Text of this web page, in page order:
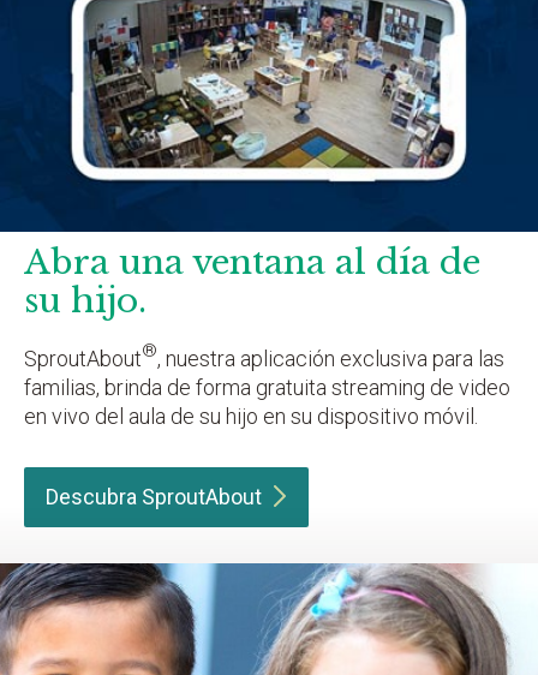
Abra una ventana al día de
su hijo.
SproutAbout®, nuestra aplicación exclusiva para las
familias, brinda de forma gratuita streaming de video
en vivo del aula de su hijo en su dispositivo móvil.
Descubra SproutAbout